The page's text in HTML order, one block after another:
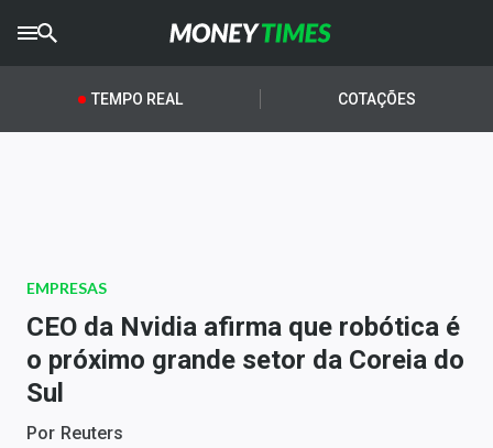
CRYPTOTIMES
AGROTIMES
Newsletters
Money Trader
Anuncie
TEMPO REAL COTAÇÕES
EMPRESAS
CEO da Nvidia afirma que robótica é
o próximo grande setor da Coreia do
Sul
Por Reuters